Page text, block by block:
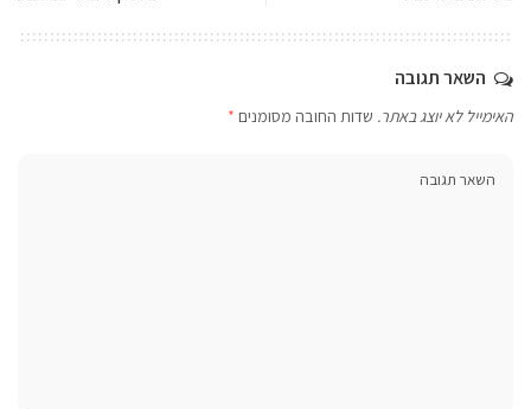
השאר תגובה
האימייל לא יוצג באתר. שדות החובה מסומנים *